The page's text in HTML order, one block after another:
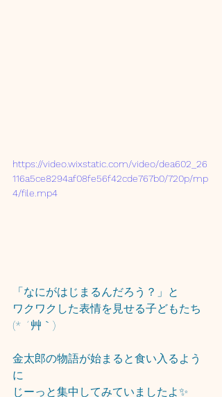
https://video.wixstatic.com/video/dea602_26
116a5ce8294af08fe56f42cde767b0/720p/mp
4/file.mp4
「なにがはじまるんだろう？」と
ワクワクした表情を見せる子どもたち
(* ´艸｀)
金太郎の物語が始まると食い入るよう
に
じーっと集中してみていましたよ✨